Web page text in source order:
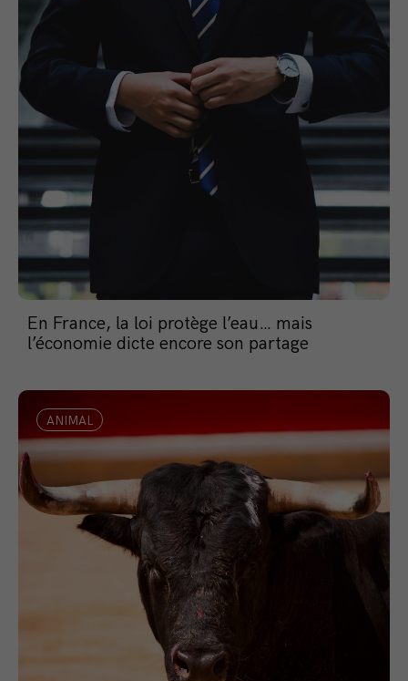
En France, la loi protège l’eau… mais
l’économie dicte encore son partage
ANIMAL